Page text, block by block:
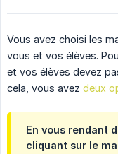
Vous avez choisi les
vous et vos élèves.
et vos élèves devez
cela, vous avez deux
En vous rendant
cliquant sur le